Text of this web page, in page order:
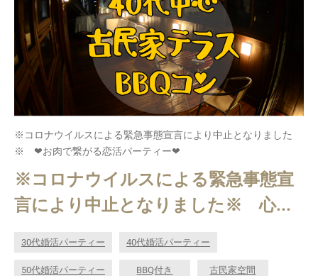
※コロナウイルスによる緊急事態宣言により中止となりました
※ ❤お肉で繋がる恋活パーティー❤
※コロナウイルスによる緊急事態宣
言により中止となりました※ 心...
30代婚活パーティー 40代婚活パーティー
50代婚活パーティー BBQ付き 古民家空間